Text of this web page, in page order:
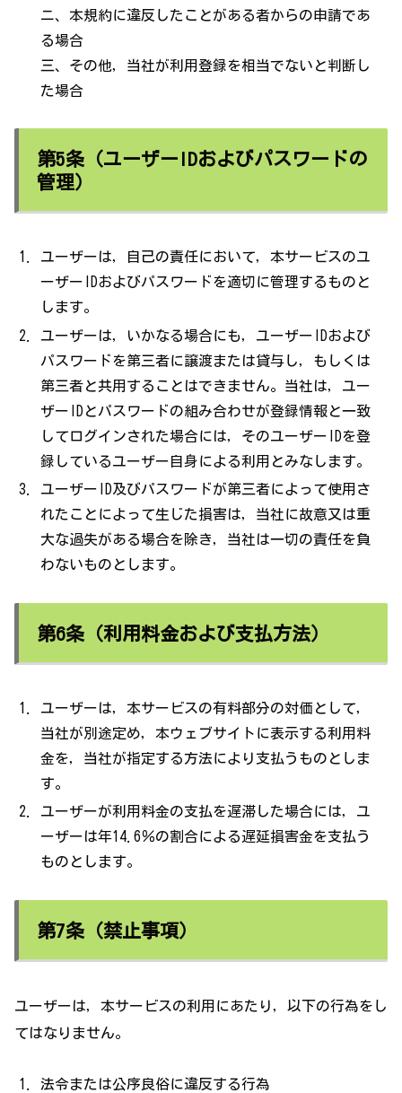
ニ、本規約に違反したことがある者からの申請であ
る場合
三、その他，当社が利用登録を相当でないと判断し
た場合
第5条（ユーザーIDおよびパスワードの
管理）
ユーザーは，自己の責任において，本サービスのユ
ーザーIDおよびパスワードを適切に管理するものと
します。
ユーザーは，いかなる場合にも，ユーザーIDおよび
パスワードを第三者に譲渡または貸与し，もしくは
第三者と共用することはできません。当社は，ユー
ザーIDとパスワードの組み合わせが登録情報と一致
してログインされた場合には，そのユーザーIDを登
録しているユーザー自身による利用とみなします。
ユーザーID及びパスワードが第三者によって使用さ
れたことによって生じた損害は，当社に故意又は重
大な過失がある場合を除き，当社は一切の責任を負
わないものとします。
第6条（利用料金および支払方法）
ユーザーは，本サービスの有料部分の対価として，
当社が別途定め，本ウェブサイトに表示する利用料
金を，当社が指定する方法により支払うものとしま
す。
ユーザーが利用料金の支払を遅滞した場合には，ユ
ーザーは年14.6％の割合による遅延損害金を支払う
ものとします。
第7条（禁止事項）
ユーザーは，本サービスの利用にあたり，以下の行為をし
てはなりません。
法令または公序良俗に違反する行為